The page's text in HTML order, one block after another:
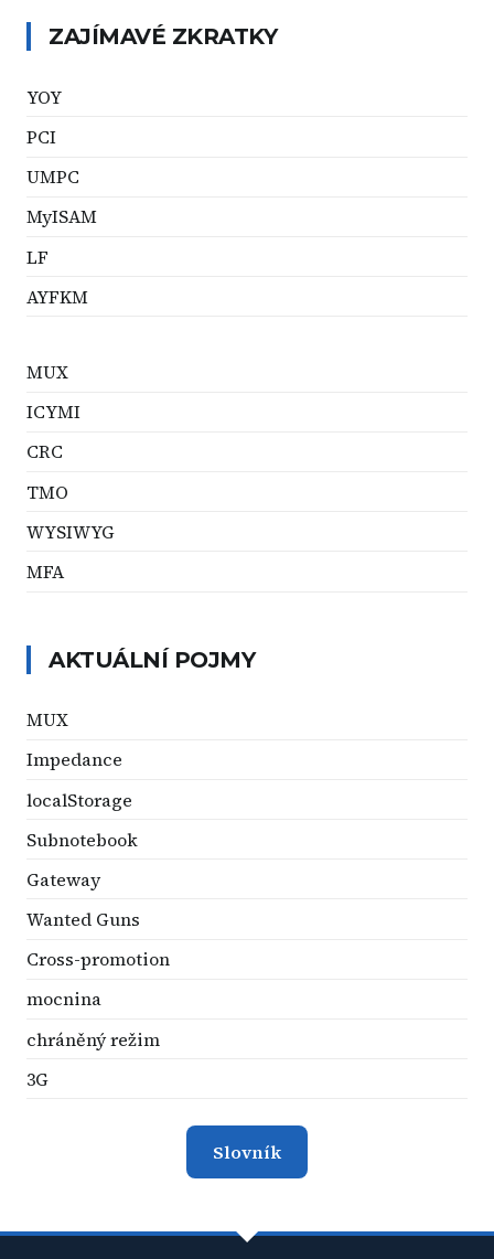
ZAJÍMAVÉ ZKRATKY
YOY
PCI
UMPC
MyISAM
LF
AYFKM
MUX
ICYMI
CRC
TMO
WYSIWYG
MFA
AKTUÁLNÍ POJMY
MUX
Impedance
localStorage
Subnotebook
Gateway
Wanted Guns
Cross-promotion
mocnina
chráněný režim
3G
Slovník